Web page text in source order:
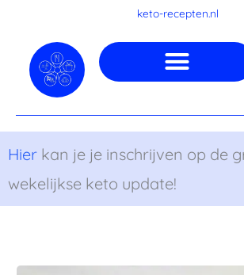
inhoud
keto-recepten.nl
Hier kan je je inschrijven op de
wekelijkse keto update!